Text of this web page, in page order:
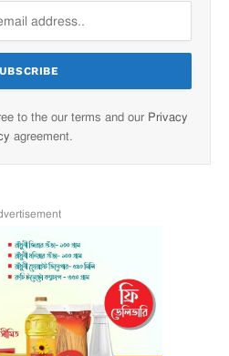
to the our terms and our Privacy
agreement.